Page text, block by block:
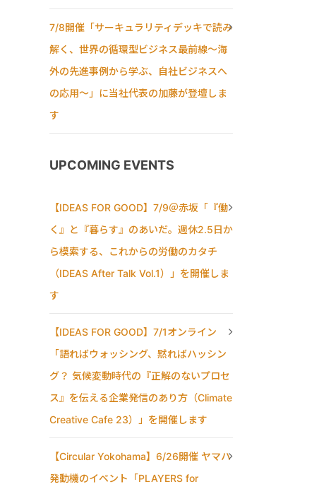
7/8開催「サーキュラリティデッキで読み
解く、世界の循環型ビジネス最前線〜海
外の先進事例から学ぶ、自社ビジネスへ
の応用〜」に当社代表の加藤が登壇しま
す
UPCOMING EVENTS
【IDEAS FOR GOOD】7/9＠赤坂「『働
く』と『暮らす』のあいだ。週休2.5日か
ら模索する、これからの労働のカタチ
（IDEAS After Talk Vol.1）」を開催しま
す
【IDEAS FOR GOOD】7/1オンライン
「語ればウォッシング、黙ればハッシン
グ？ 気候変動時代の『正解のないプロセ
ス』を伝える企業発信のあり方（Climate
Creative Cafe 23）」を開催します
【Circular Yokohama】6/26開催 ヤマハ
発動機のイベント「PLAYERS for